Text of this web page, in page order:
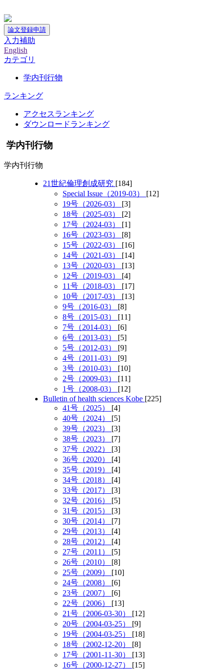
論文登録申請
入力補助
English
カテゴリ
学内刊行物
ランキング
アクセスランキング
ダウンロードランキング
学内刊行物
学内刊行物
21世紀倫理創成研究 [184]
Special Issue（2019-03） [12]
19号（2026-03） [3]
18号（2025-03） [2]
17号（2024-03） [1]
16号（2023-03） [8]
15号（2022-03） [16]
14号（2021-03） [14]
13号（2020-03） [13]
12号（2019-03） [4]
11号（2018-03） [17]
10号（2017-03） [13]
9号（2016-03） [8]
8号（2015-03） [11]
7号（2014-03） [6]
6号（2013-03） [5]
5号（2012-03） [9]
4号（2011-03） [9]
3号（2010-03） [10]
2号（2009-03） [11]
1号（2008-03） [12]
Bulletin of health sciences Kobe [225]
41号（2025） [4]
40号（2024） [5]
39号（2023） [3]
38号（2023） [7]
37号（2022） [3]
36号（2020） [4]
35号（2019） [4]
34号（2018） [4]
33号（2017） [3]
32号（2016） [5]
31号（2015） [3]
30号（2014） [7]
29号（2013） [4]
28号（2012） [4]
27号（2011） [5]
26号（2010） [8]
25号（2009） [10]
24号（2008） [6]
23号（2007） [6]
22号（2006） [13]
21号（2006-03-30） [12]
20号（2004-03-25） [9]
19号（2004-03-25） [18]
18号（2002-12-20） [8]
17号（2001-11-30） [13]
16号（2000-12-27） [15]